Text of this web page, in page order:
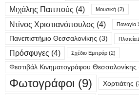
Μιχάλης Παππούς (4) Μουσική (2)
Ντίνος Χριστιανόπουλος (4) Παναγία
Πανεπιστήμιο Θεσσαλονίκης (3) Πλατεία
Πρόσφυγες (4) Σχέδιο Εμπράρ (2)
Φεστιβάλ Κινηματογράφου Θεσσαλονίκης
Φωτογράφοι (9) Χορτιάτης